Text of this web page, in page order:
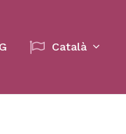
Català